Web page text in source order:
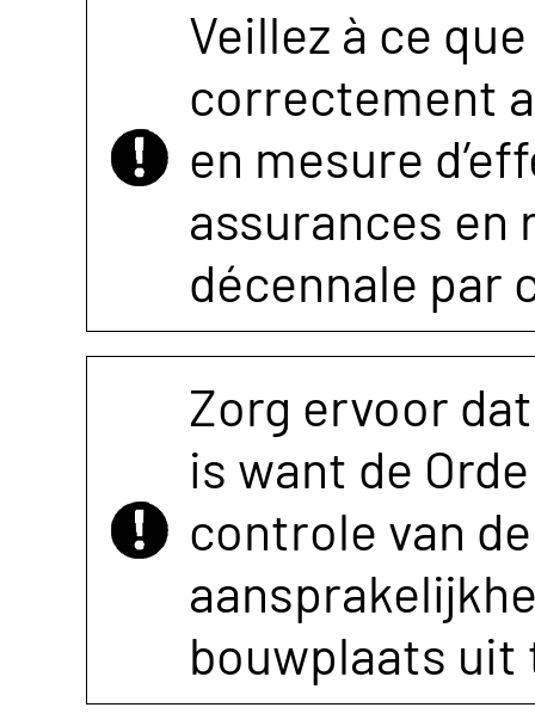
Veillez à ce
correctement
en mesure
assurances
décennale par
Zorg ervoor
is want de
controle van
bouwplaats uit